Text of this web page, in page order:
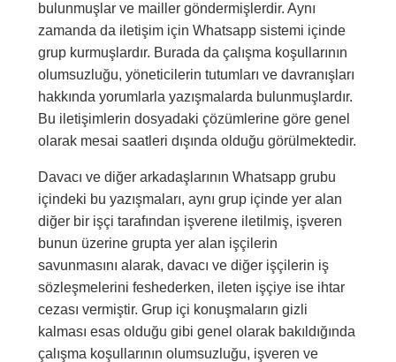
bulunmuşlar ve mailler göndermişlerdir. Aynı
zamanda da iletişim için Whatsapp sistemi içinde
grup kurmuşlardır. Burada da çalışma koşullarının
olumsuzluğu, yöneticilerin tutumları ve davranışları
hakkında yorumlarla yazışmalarda bulunmuşlardır.
Bu iletişimlerin dosyadaki çözümlerine göre genel
olarak mesai saatleri dışında olduğu görülmektedir.
Davacı ve diğer arkadaşlarının Whatsapp grubu
içindeki bu yazışmaları, aynı grup içinde yer alan
diğer bir işçi tarafından işverene iletilmiş, işveren
bunun üzerine grupta yer alan işçilerin
savunmasını alarak, davacı ve diğer işçilerin iş
sözleşmelerini feshederken, ileten işçiye ise ihtar
cezası vermiştir. Grup içi konuşmaların gizli
kalması esas olduğu gibi genel olarak bakıldığında
çalışma koşullarının olumsuzluğu, işveren ve